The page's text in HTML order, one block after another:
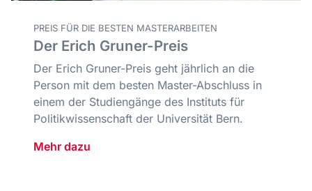
PREIS FÜR DIE BESTEN MASTERARBEITEN
Der Erich Gruner-Preis
Der Erich Gruner-Preis geht jährlich an die
Person mit dem besten Master-Abschluss in
einem der Studiengänge des Instituts für
Politikwissenschaft der Universität Bern.
Mehr dazu